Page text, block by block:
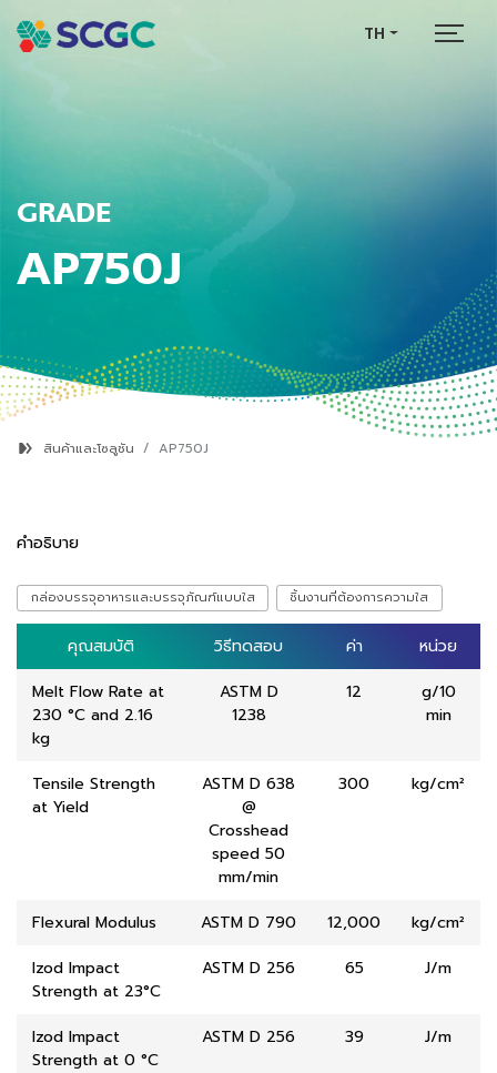
TH
GRADE
AP750J
สินค้าและโซลูชัน AP750J
คำอธิบาย
กล่องบรรจุอาหารและบรรจุภัณฑ์แบบใส ชิ้นงานที่ต้องการความใส
คุณสมบัติ วิธีทดสอบ ค่า
หน่วย
Melt Flow Rate at
230 °C and 2.16
kg
ASTM D
1238
12
g/10
min
Tensile Strength
at Yield
ASTM D 638
@
Crosshead
speed 50
mm/min
300 kg/cm²
Flexural Modulus ASTM D 790 12,000
kg/cm²
Izod Impact
Strength at 23°C
ASTM D 256 65 J/m
Izod Impact
Strength at 0 °C
ASTM D 256 39 J/m
คุณสมบัติ วิธีทดสอบ ค่า หน่วย